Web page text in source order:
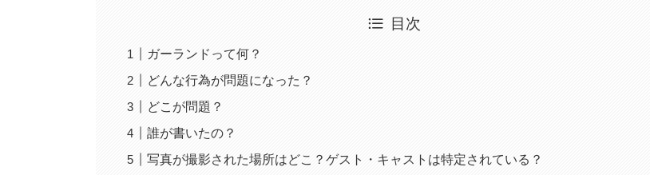
目次
ガーランドって何？
どんな行為が問題になった？
どこが問題？
誰が書いたの？
写真が撮影された場所はどこ？ゲスト・キャストは特定されている？